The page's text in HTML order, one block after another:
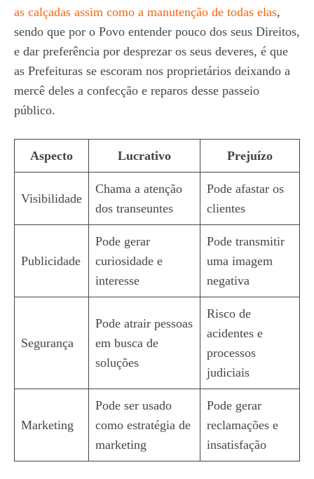
as calçadas assim como a manutenção de todas elas,
sendo que por o Povo entender pouco dos seus Direitos,
e dar preferência por desprezar os seus deveres, é que
as Prefeituras se escoram nos proprietários deixando a
mercê deles a confecção e reparos desse passeio
público.
Aspecto Lucrativo Prejuízo
Visibilidade
Chama a atenção
dos transeuntes
Pode afastar os
clientes
Publicidade
Pode gerar
curiosidade e
interesse
Pode transmitir
uma imagem
negativa
Segurança
Pode atrair pessoas
em busca de
soluções
Risco de
acidentes e
processos
judiciais
Marketing
Pode ser usado
como estratégia de
marketing
Pode gerar
reclamações e
insatisfação